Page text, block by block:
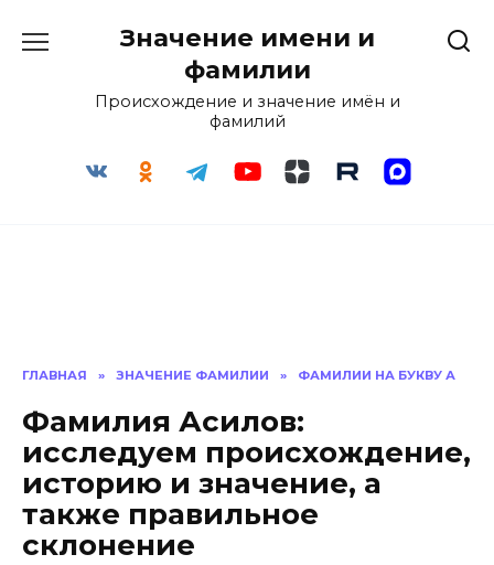
Значение имени и
фамилии
Происхождение и значение имён и
фамилий
ГЛАВНАЯ » ЗНАЧЕНИЕ ФАМИЛИИ » ФАМИЛИИ НА БУКВУ А
Фамилия Асилов:
исследуем происхождение,
историю и значение, а
также правильное
склонение